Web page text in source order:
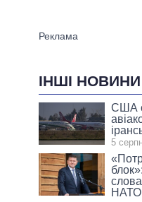
ІНШІ
США
5
НАТО